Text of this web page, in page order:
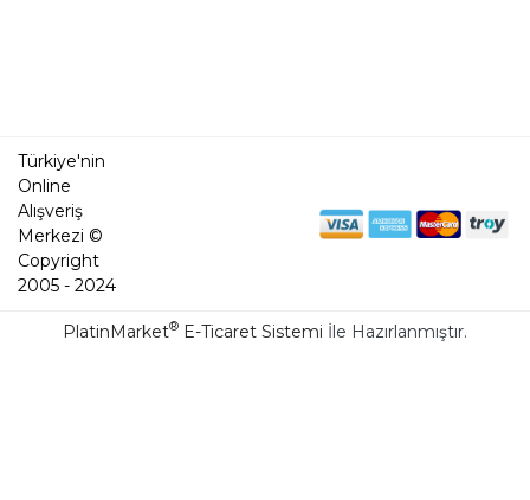
Türkiye'nin
Online
Alışveriş
Merkezi ©
Copyright
2005 - 2024
PlatinMarket® E-Ticaret Sistemi İle Hazırlanmıştır.